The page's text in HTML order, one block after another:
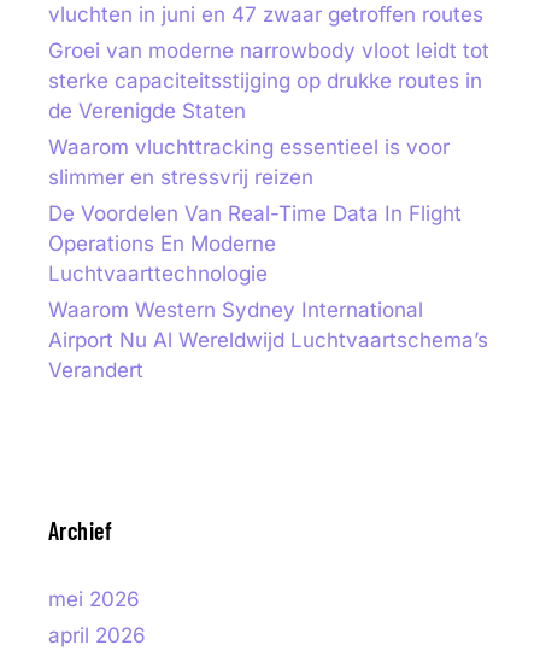
vluchten in juni en 47 zwaar getroffen routes
Groei van moderne narrowbody vloot leidt tot
sterke capaciteitsstijging op drukke routes in
de Verenigde Staten
Waarom vluchttracking essentieel is voor
slimmer en stressvrij reizen
De Voordelen Van Real-Time Data In Flight
Operations En Moderne
Luchtvaarttechnologie
Waarom Western Sydney International
Airport Nu Al Wereldwijd Luchtvaartschema’s
Verandert
Archief
mei 2026
april 2026